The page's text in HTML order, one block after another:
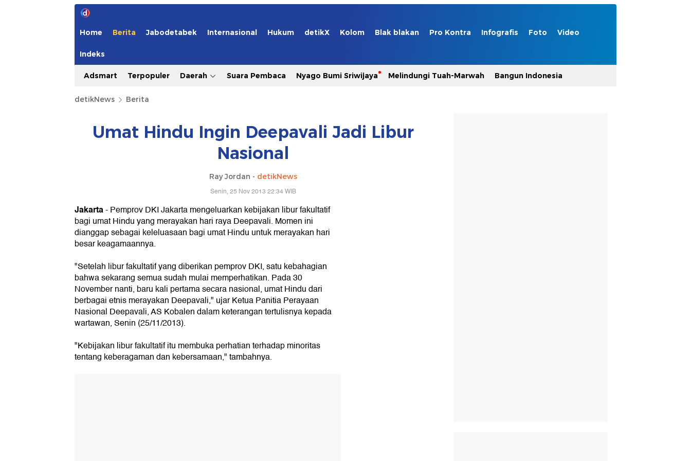
Home Berita Jabodetabek Internasional Hukum detikX Kolom Blak blakan Pro Kontra Infografis Foto Video
Indeks
Adsmart Terpopuler Daerah Suara Pembaca Nyago Bumi Sriwijaya Melindungi Tuah-Marwah Bangun Indonesia
detikNews Berita
Umat Hindu Ingin Deepavali Jadi Libur
Nasional
Ray Jordan - detikNews
Senin, 25 Nov 2013 22:34 WIB
Jakarta-Pemprov DKI Jakarta mengeluarkan kebijakan libur fakultatif
bagi umat Hindu yang merayakan hari raya Deepavali. Momen ini
dianggap sebagai keleluasaan bagi umat Hindu untuk merayakan hari
besar keagamaannya.
"Setelah libur fakultatif yang diberikan pemprov DKI, satu kebahagian
bahwa sekarang semua sudah mulai memperhatikan. Pada 30
November nanti, baru kali pertama secara nasional, umat Hindu dari
berbagai etnis merayakan Deepavali," ujar Ketua Panitia Perayaan
Nasional Deepavali, AS Kobalen dalam keterangan tertulisnya kepada
wartawan, Senin (25/11/2013).
"Kebijakan libur fakultatif itu membuka perhatian terhadap minoritas
tentang keberagaman dan kebersamaan," tambahnya.